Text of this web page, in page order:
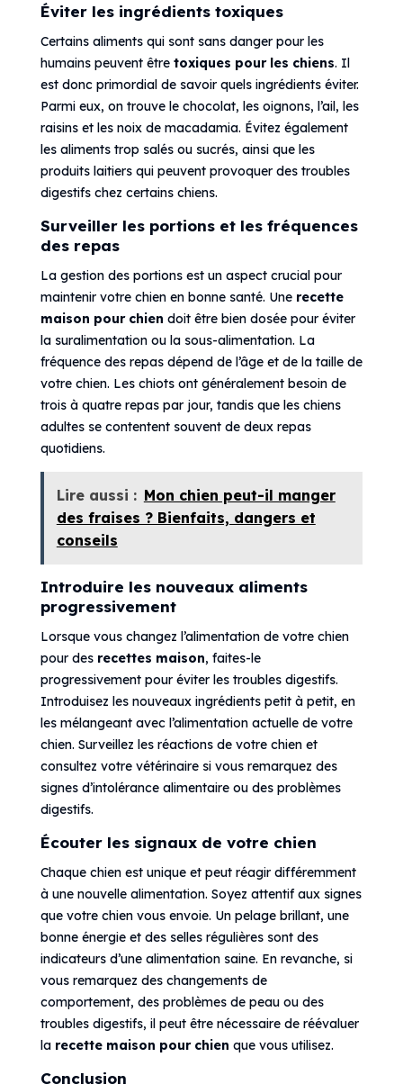
Éviter les ingrédients toxiques
Certains aliments qui sont sans danger pour les
humains peuvent être toxiques pour les chiens. Il
est donc primordial de savoir quels ingrédients éviter.
Parmi eux, on trouve le chocolat, les oignons, l’ail, les
raisins et les noix de macadamia. Évitez également
les aliments trop salés ou sucrés, ainsi que les
produits laitiers qui peuvent provoquer des troubles
digestifs chez certains chiens.
Surveiller les portions et les fréquences
des repas
La gestion des portions est un aspect crucial pour
maintenir votre chien en bonne santé. Une recette
maison pour chien doit être bien dosée pour éviter
la suralimentation ou la sous-alimentation. La
fréquence des repas dépend de l’âge et de la taille de
votre chien. Les chiots ont généralement besoin de
trois à quatre repas par jour, tandis que les chiens
adultes se contentent souvent de deux repas
quotidiens.
Lire aussi : Mon chien peut-il manger
des fraises ? Bienfaits, dangers et
conseils
Introduire les nouveaux aliments
progressivement
Lorsque vous changez l’alimentation de votre chien
pour des recettes maison, faites-le
progressivement pour éviter les troubles digestifs.
Introduisez les nouveaux ingrédients petit à petit, en
les mélangeant avec l’alimentation actuelle de votre
chien. Surveillez les réactions de votre chien et
consultez votre vétérinaire si vous remarquez des
signes d’intolérance alimentaire ou des problèmes
digestifs.
Écouter les signaux de votre chien
Chaque chien est unique et peut réagir différemment
à une nouvelle alimentation. Soyez attentif aux signes
que votre chien vous envoie. Un pelage brillant, une
bonne énergie et des selles régulières sont des
indicateurs d’une alimentation saine. En revanche, si
vous remarquez des changements de
comportement, des problèmes de peau ou des
troubles digestifs, il peut être nécessaire de réévaluer
la recette maison pour chien que vous utilisez.
Conclusion